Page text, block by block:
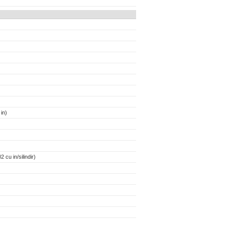
cu in/silindir)